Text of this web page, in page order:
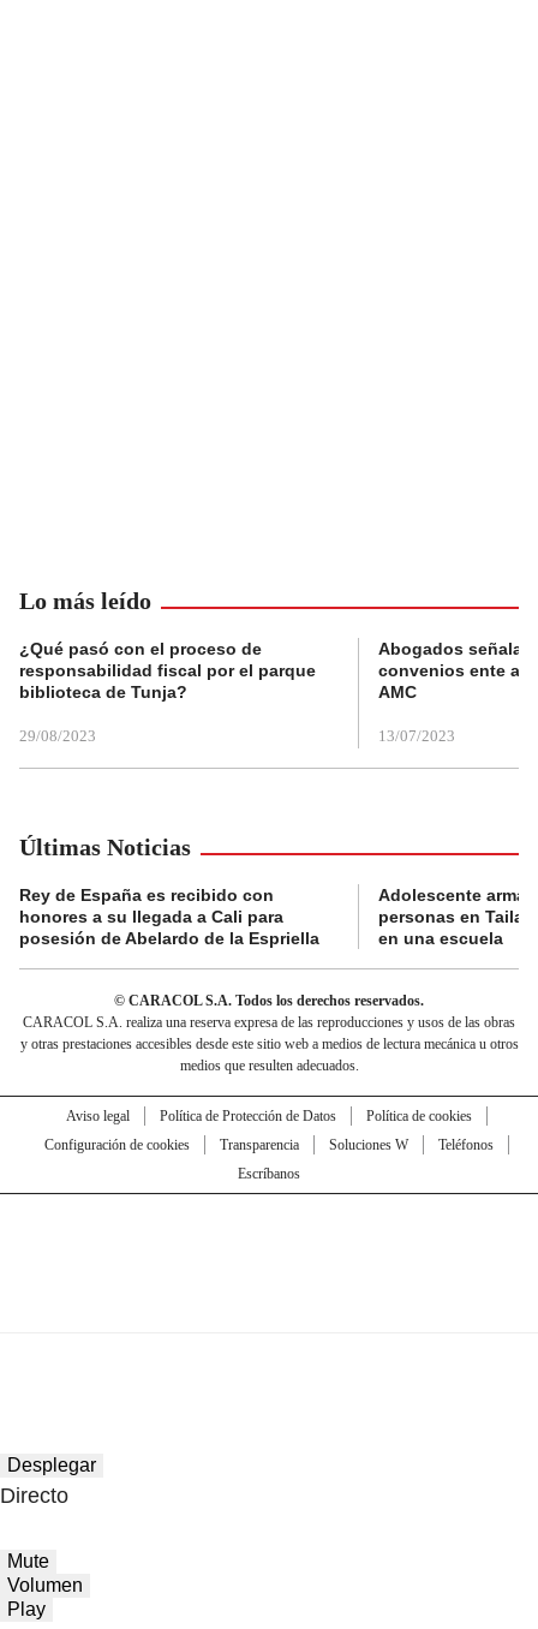
Lo más leído
¿Qué pasó con el proceso de
responsabilidad fiscal por el parque
biblioteca de Tunja?
29/08/2023
Abogados
convenios ente
AMC
13/07/2023
Últimas Noticias
Rey de España es recibido con
honores a su llegada a Cali para
posesión de Abelardo de la Espriella
Adolescente
personas en
en una escuela
© CARACOL S.A. Todos los derechos reservados.
CARACOL S.A. realiza una reserva expresa de las reproducciones y usos de las obras
y otras prestaciones accesibles desde este sitio web a medios de lectura mecánica u otros
medios que resulten adecuados.
Aviso legal Política de Protección de Datos
Política de cookies
Configuración de cookies
Transparencia Soluciones W
Teléfonos
Escríbanos
Desplegar
Directo
Mute
Volumen
Play